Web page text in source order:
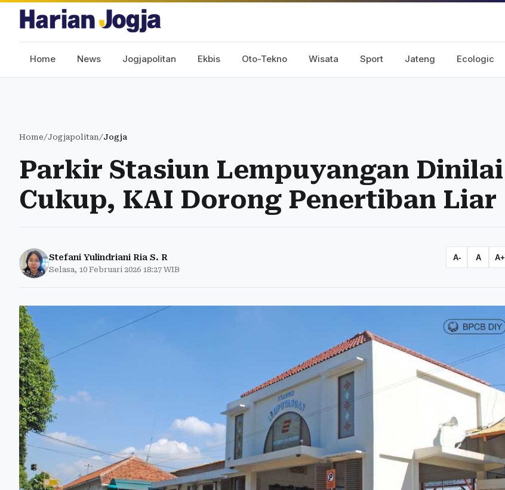
Home News Jogjapolitan Ekbis Oto-Tekno Wisata Sport Jateng Ecologic
Home/Jogjapolitan/Jogja
Parkir Stasiun Lempuyangan Dinilai
Cukup, KAI Dorong Penertiban Liar
Stefani Yulindriani Ria S. R
Selasa, 10 Februari 2026 18:27 WIB
A- A A+